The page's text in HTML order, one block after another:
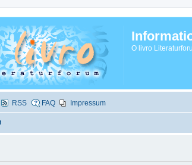
O livro
RSS FAQ Impressum